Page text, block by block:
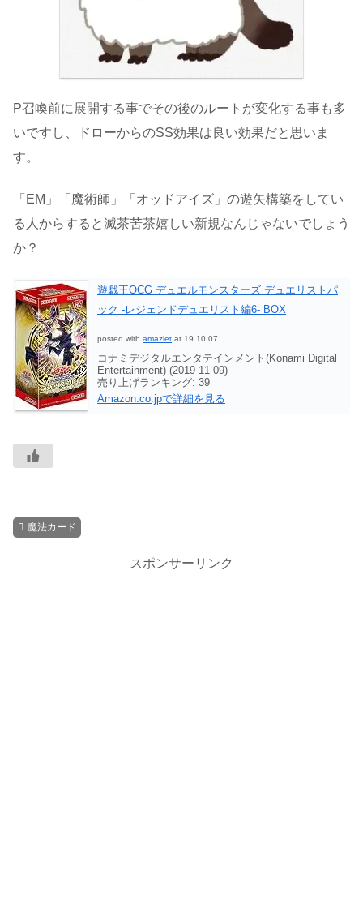
P召喚前に展開する事でその後のルートが変化する事も多
いですし、ドローからのSS効果は良い効果だと思いま
す。
「EM」「魔術師」「オッドアイズ」の遊矢構築をしてい
る人からすると滅茶苦茶嬉しい新規なんじゃないでしょう
か？
遊戯王OCG デュエルモンスターズ デュエリストパ
ック -レジェンドデュエリスト編6- BOX
posted with amazlet at 19.10.07
コナミデジタルエンタテインメント(Konami Digital
Entertainment) (2019-11-09)
売り上げランキング: 39
Amazon.co.jpで詳細を見る
魔法カード
スポンサーリンク